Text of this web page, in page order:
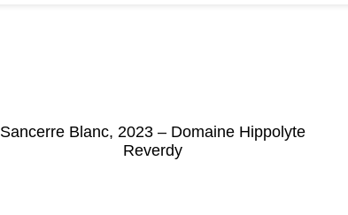
Sancerre Blanc, 2023 – Domaine Hippolyte
Reverdy